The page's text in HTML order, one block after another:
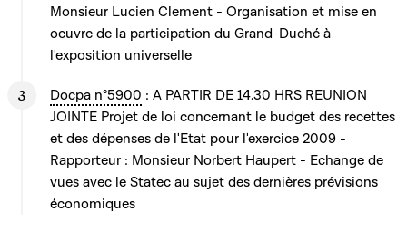
Monsieur Lucien Clement - Organisation et mise en
oeuvre de la participation du Grand-Duché à
l'exposition universelle
Docpa n°5900 : A PARTIR DE 14.30 HRS REUNION
JOINTE Projet de loi concernant le budget des recettes
et des dépenses de l'Etat pour l'exercice 2009 -
Rapporteur : Monsieur Norbert Haupert - Echange de
vues avec le Statec au sujet des dernières prévisions
économiques